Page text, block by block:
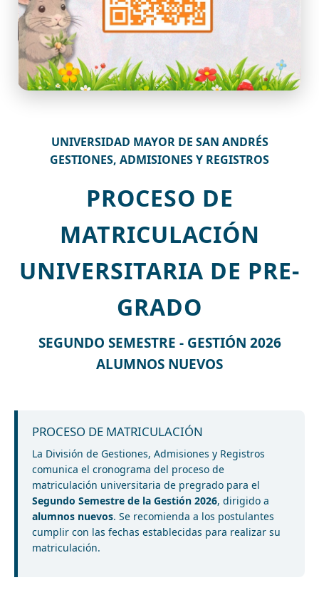
UNIVERSIDAD MAYOR DE SAN ANDRÉS
GESTIONES, ADMISIONES Y REGISTROS
PROCESO DE
MATRICULACIÓN
UNIVERSITARIA DE PRE-
GRADO
SEGUNDO SEMESTRE - GESTIÓN 2026
ALUMNOS NUEVOS
PROCESO DE MATRICULACIÓN
La División de Gestiones, Admisiones y Registros
comunica el cronograma del proceso de
matriculación universitaria de pregrado para el
Segundo Semestre de la Gestión 2026, dirigido a
alumnos nuevos. Se recomienda a los postulantes
cumplir con las fechas establecidas para realizar su
matriculación.